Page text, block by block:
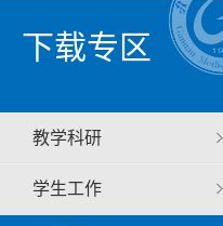
下载专区
教学科研
学生工作